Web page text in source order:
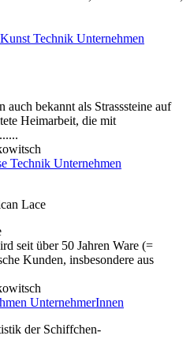
Kunst Technik Unternehmen
bekannt als Strasssteine auf
Heimarbeit, die mit
Technik Unternehmen
seit über 50 Jahren Ware (=
Kunden, insbesondere aus
UnternehmerInnen